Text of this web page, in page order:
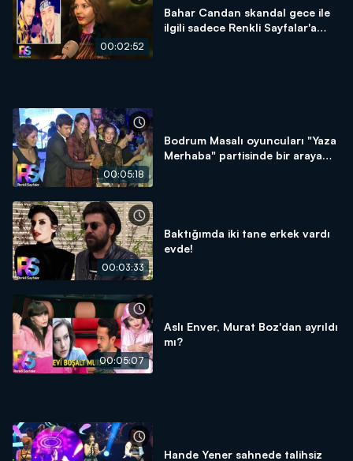
00:02:52
Bahar Candan skandal gece ile
ilgili sadece Renkli Sayfalar'a
00:05:18
Bodrum Masalı oyuncuları "Yaza
Merhaba" partisinde bir araya
00:03:33
Baktığımda iki tane erkek vardı
evde!
00:05:07
Aslı Enver, Murat Boz'dan ayrıldı
mı?
Hande Yener sahnede talihsiz